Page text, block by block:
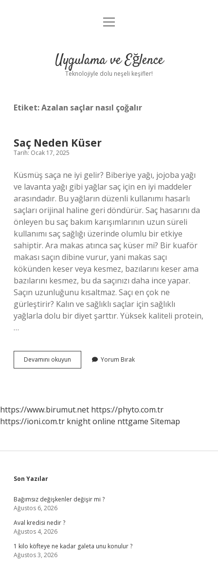
Anasayfa
Yasal Uyarı
menüyü
Uygulama ve Eğlence
Teknolojiyle dolu neşeli keşifler!
Etiket:Azalan saçlar nasıl çoğalır
Saç Neden Küser
Tarih: Ocak 17, 2025
Küsmüş saça ne iyi gelir? Biberiye yağı, jojoba yağı
ve lavanta yağı gibi yağlar saç için en iyi maddeler
arasındadır. Bu yağların düzenli kullanımı hasarlı
saçları orijinal haline geri döndürür. Saç hasarını da
önleyen bu saç bakım karışımlarının uzun süreli
kullanımı saç sağlığı üzerinde olumlu bir etkiye
sahiptir. Ara makas atınca saç küser mi? Bir kuaför
makası saçın dibine vurur, yani makas saçı
kökünden keser veya kesmez, bazılarını keser ama
bazılarını kesmez, bu da saçınızı daha ince yapar.
Saçın uzunluğunu kısaltmaz. Saçı en çok ne
gürleştirir? Kalın ve sağlıklı saçlar için sağlıklı
yağlarla dolu bir diyet şarttır. Yüksek kaliteli protein,
…
Devamını okuyun
Neden
Yorum Bırak
https://www.birumut.net https://phyto.com.tr
https://ioni.com.tr knight online nttgame Sitemap
Sidebar
Son Yazılar
Bağımsız değişkenler değişir mi ?
Ağustos 6, 2026
Aval kredisi nedir ?
Ağustos 4, 2026
1 kilo köfteye ne kadar galeta unu konulur ?
Ağustos 3, 2026